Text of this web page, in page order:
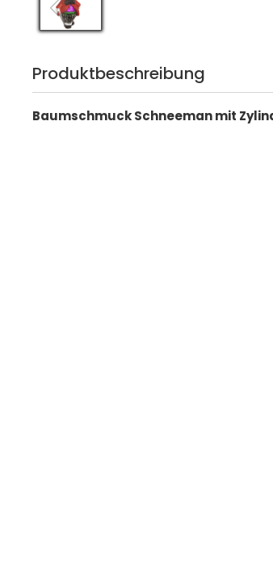
Produktbeschreibung
Baumschmuck Schneeman mit